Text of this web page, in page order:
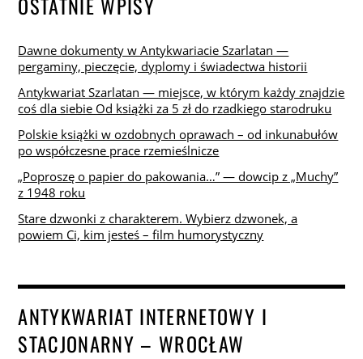
Dawne dokumenty w Antykwariacie Szarlatan —
pergaminy, pieczęcie, dyplomy i świadectwa historii
Antykwariat Szarlatan — miejsce, w którym każdy znajdzie
coś dla siebie Od książki za 5 zł do rzadkiego starodruku
Polskie książki w ozdobnych oprawach – od inkunabułów
po współczesne prace rzemieślnicze
„Poproszę o papier do pakowania…” — dowcip z „Muchy”
z 1948 roku
Stare dzwonki z charakterem. Wybierz dzwonek, a
powiem Ci, kim jesteś – film humorystyczny
ANTYKWARIAT INTERNETOWY I
STACJONARNY – WROCŁAW